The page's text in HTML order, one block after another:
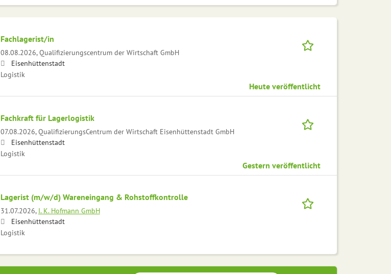
Fachlagerist/in
08.08.2026,Qualifizierungscentrum der Wirtschaft GmbH
Eisenhüttenstadt
Logistik
Heute veröffentlicht
Fachkraft für Lagerlogistik
07.08.2026,QualifizierungsCentrum der Wirtschaft Eisenhüttenstadt GmbH
Eisenhüttenstadt
Logistik
Gestern veröffentlicht
Lagerist (m/w/d) Wareneingang & Rohstoffkontrolle
31.07.2026, I. K. Hofmann GmbH
Eisenhüttenstadt
Logistik